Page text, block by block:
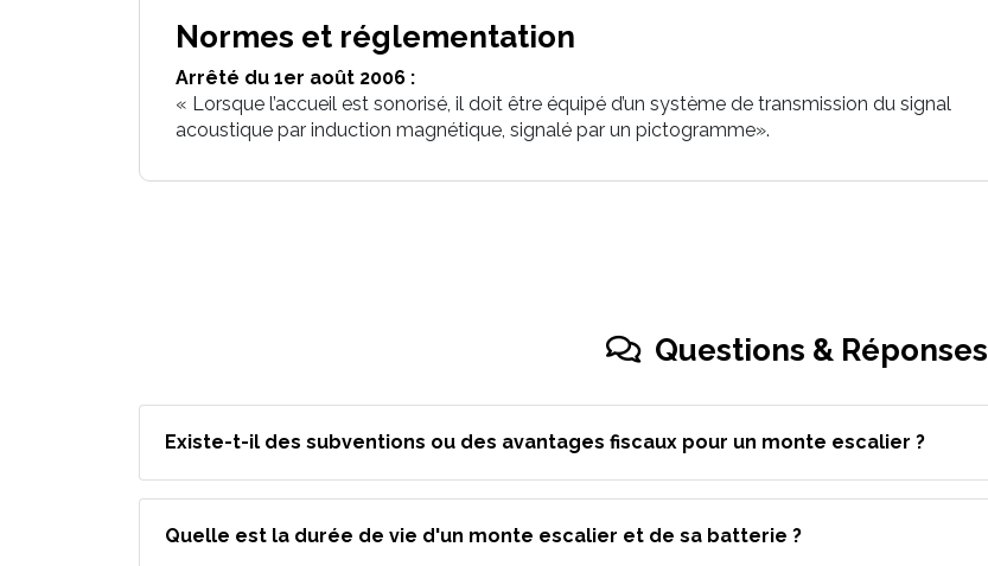
Normes et réglementation
Arrêté du 1er août 2006 :
« Lorsque l’accueil est sonorisé, il doit être équipé d’un système de transmission du signal
acoustique par induction magnétique, signalé par un pictogramme».
Questions & Réponses
Existe-t-il des subventions ou des avantages fiscaux pour un monte escalier ?
Quelle est la durée de vie d'un monte escalier et de sa batterie ?